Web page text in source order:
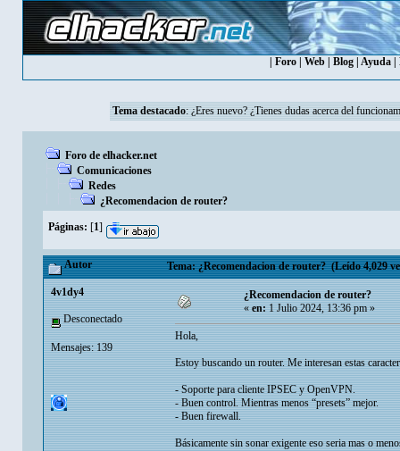
Foro| Web| Blog| Ayuda|
Tema destacado: ¿Eres nuevo? ¿Tienes dudas acerca del
Foro de elhacker.net
Comunicaciones
Redes
¿Recomendacion de router?
Páginas: [1]
Autor Tema: ¿Recomendacion de router? (Leído 4,029
4v1dy4
Desconectado
Mensajes: 139
¿Recomendacion de router?
«en:1 Julio 2024, 13:36 pm »
Hola,
Estoy buscando un router. Me interesan estas
- Soporte para cliente IPSEC y OpenVPN.
- Buen control. Mientras menos “presets” mejor.
- Buen firewall.
Básicamente sin sonar exigente eso seria mas o